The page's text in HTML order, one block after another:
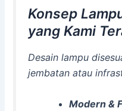
Konsep
yang Kami
Desain lampu
jembatan atau
Modern &